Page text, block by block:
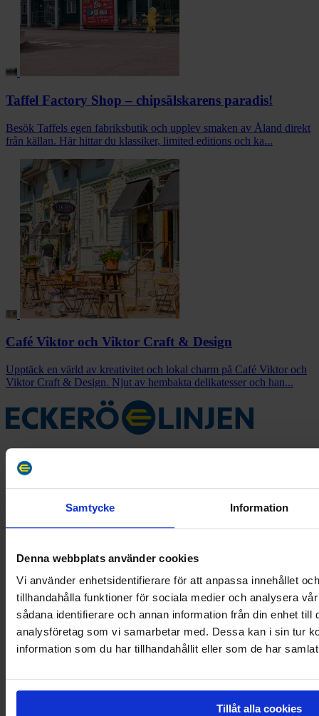
Samtycke Information
Denna webbplats använder cookies
Vi använder enhetsidentifierare för att anpassa innehållet
tillhandahålla funktioner för sociala medier och analysera
sådana identifierare och annan information från din enhet
analysföretag som vi samarbetar med. Dessa kan i sin tur
information som du har tillhandahållit eller som de har
Tillåt alla cookies
Taffel Factory Shop – chipsälskarens paradis!
Besök Taffels egen fabriksbutik och upplev smaken av Åland direkt
från källan. Här hittar du klassiker, limited editions och ka...
Café Viktor och Viktor Craft & Design
Upptäck en värld av kreativitet och lokal charm på Café Viktor och
Viktor Craft & Design. Njut av hembakta delikatesser och han...
Eckerö Linjen driver passagerar- och bilfärjetrafik över Ålands hav
och är en del av Eckerökoncernen – ett moderbolag med gedigen